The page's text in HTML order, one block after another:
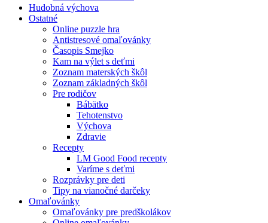
Hudobná výchova
Ostatné
Online puzzle hra
Antistresové omaľovánky
Časopis Smejko
Kam na výlet s deťmi
Zoznam materských škôl
Zoznam základných škôl
Pre rodičov
Bábätko
Tehotenstvo
Výchova
Zdravie
Recepty
LM Good Food recepty
Varíme s deťmi
Rozprávky pre deti
Tipy na vianočné darčeky
Omaľovánky
Omaľovánky pre predškolákov